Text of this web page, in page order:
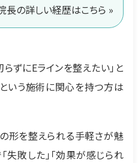
の詳しい経歴はこちら »
らずにEラインを整えたい」と
という施術に関心を持つ方は
形を整えられる手軽さが魅
失敗した」「効果が感じられ